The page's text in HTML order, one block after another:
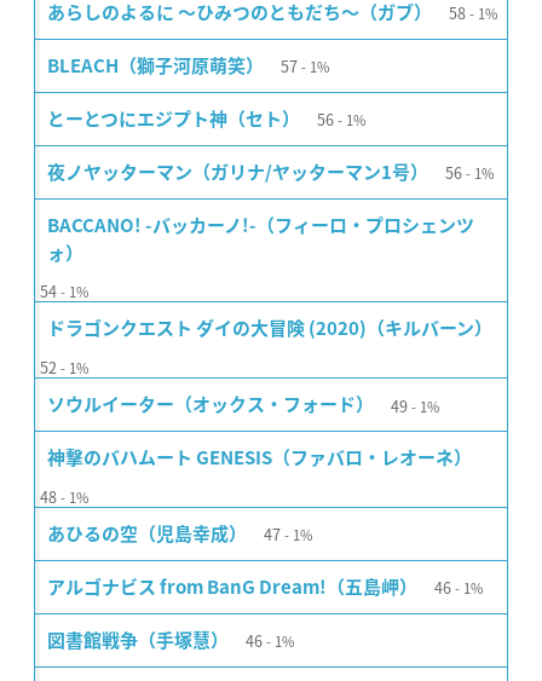
あらしのよるに 〜ひみつのともだち〜（ガブ） 58 1%
BLEACH（獅子河原萌笑） 57 1%
とーとつにエジプト神（セト） 56 1%
夜ノヤッターマン（ガリナ/ヤッターマン1号） 56 1%
BACCANO! -バッカーノ!-（フィーロ・プロシェンツ
ォ）
54 1%
ドラゴンクエスト ダイの大冒険 (2020)（キルバーン）
52 1%
ソウルイーター（オックス・フォード） 49 1%
神撃のバハムート GENESIS（ファバロ・レオーネ）
48 1%
あひるの空（児島幸成） 47 1%
アルゴナビス from BanG Dream!（五島岬） 46 1%
図書館戦争（手塚慧） 46 1%